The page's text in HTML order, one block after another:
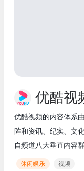
优酷视
优酷视频的内容体系
阵和资讯、纪实、文
自频道八大垂直内容
休闲娱乐 视频